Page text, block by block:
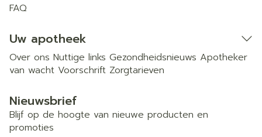
FAQ
Uw apotheek
Over ons Nuttige links Gezondheidsnieuws Apotheker
van wacht Voorschrift Zorgtarieven
Nieuwsbrief
Blijf op de hoogte van nieuwe producten en
promoties